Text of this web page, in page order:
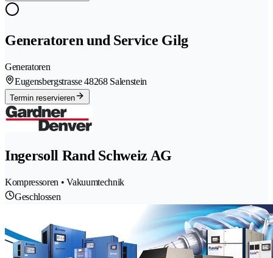
Generatoren und Service Gilg
Generatoren
Eugensbergstrasse 48268 Salenstein
Termin reservieren
Ingersoll Rand Schweiz AG
Kompressoren • Vakuumtechnik
Geschlossen